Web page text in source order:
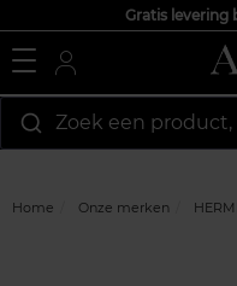
Gratis levering
Zoek een product,
Home Onze merken